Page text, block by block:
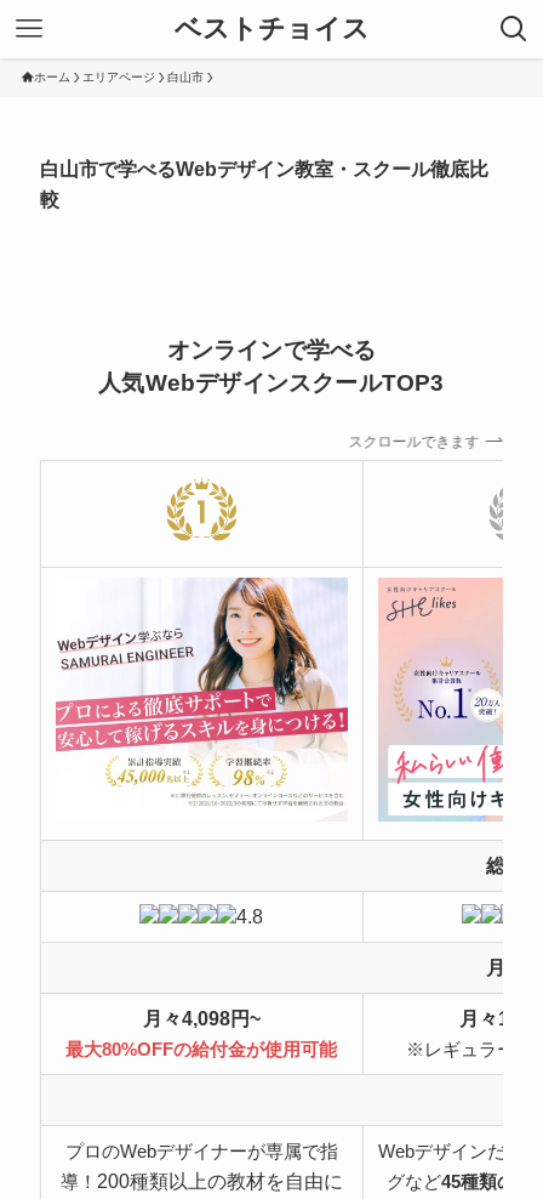
ベストチョイス
ホーム エリアページ 白山市
白山市で学べるWebデザイン教室・スクール徹底比
較
オンラインで学べる
人気WebデザインスクールTOP3
スクロールできます
総合
4.8
月額
月々4,098円~
最大80%OFFの給付金が使用可能
月々
※レギュラープ
プロのWebデザイナーが専属で指
導！ 200種類以上の教材を自由に
Webデザインだけ
グなど45種類の職